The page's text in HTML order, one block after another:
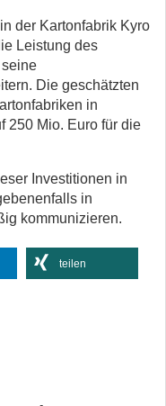
der Kartonfabrik Kyro
Leistung des
Die geschätzten
in
250 Mio. Euro für die
Investitionen in
in
kommunizieren.
teilen